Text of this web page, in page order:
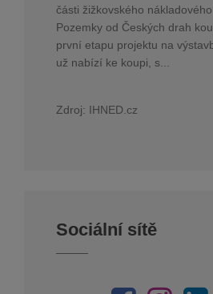
části žižkovského
Pozemky od Českých drah
první etapu projektu na
už nabízí ke koupi, s...
Zdroj: IHNED.cz
Sociální sítě